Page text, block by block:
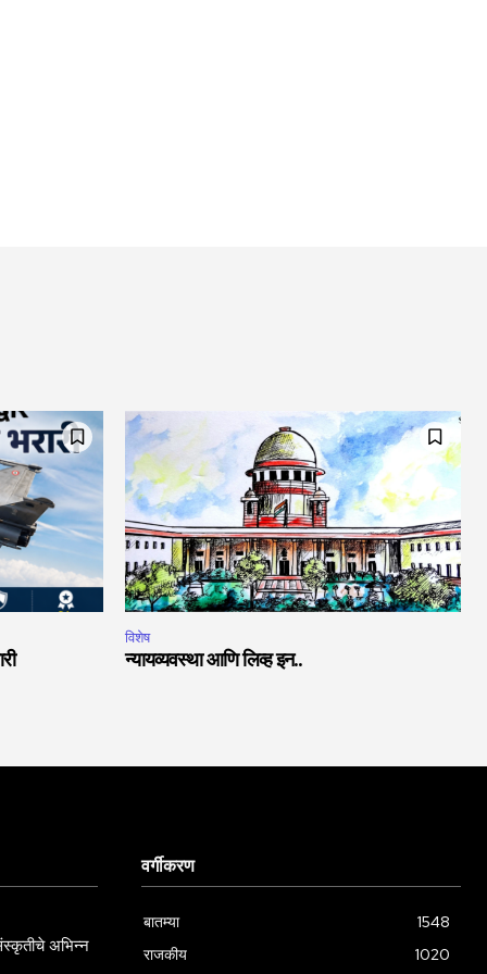
विशेष
न्यायव्यवस्था आणि लिव्ह इन..
अभिन्न
वर्गीकरण
बातम्या
1548
राजकीय
1020